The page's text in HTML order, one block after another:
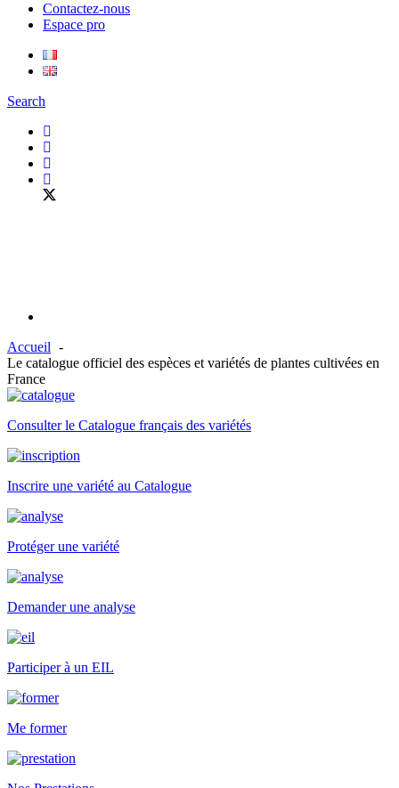
Contactez-nous
Espace pro
Search
Accueil
Le catalogue officiel des espèces et variétés de plantes cultivées en
France
Consulter le Catalogue français des variétés
Inscrire une variété au Catalogue
Protéger une variété
Demander une analyse
Participer à un EIL
Me former